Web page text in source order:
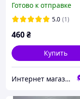
Готово к отправке
5.0 (1)
460₴
Купить
Интернет магазин "Ножки в одежке"